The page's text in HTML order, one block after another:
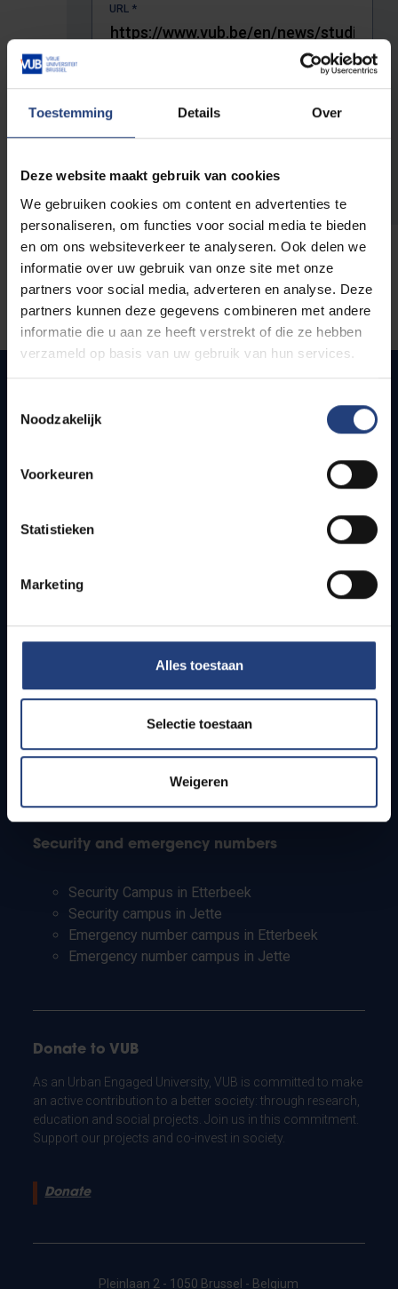
Toestemming Details Over
Deze website maakt gebruik van cookies
We gebruiken cookies om content en advertenties te
personaliseren, om functies voor social media te bieden
en om ons websiteverkeer te analyseren. Ook delen we
informatie over uw gebruik van onze site met onze
partners voor social media, adverteren en analyse. Deze
partners kunnen deze gegevens combineren met andere
informatie die u aan ze heeft verstrekt of die ze hebben
verzameld op basis van uw gebruik van hun services.
Noodzakelijk
Voorkeuren
Statistieken
Marketing
Alles toestaan
Selectie toestaan
Weigeren
URL *
The full URL of the page where you encountered the error.
Quick links
How to get to the VUB campuses
Students
PhD students
Teachers and secondary schools
Working students
Security and emergency numbers
Security Campus in Etterbeek
Security campus in Jette
Emergency number campus in Etterbeek
Emergency number campus in Jette
Donate to VUB
As an Urban Engaged University, VUB is committed to make
an active contribution to a better society: through research,
education and social projects. Join us in this commitment.
Support our projects and co-invest in society.
Donate
Pleinlaan 2 - 1050 Brussel - Belgium